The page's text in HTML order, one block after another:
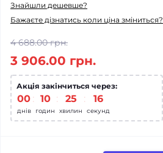
Знайшли дешевше?
Бажаєте дізнатись коли ціна зміниться?
4 688.00 грн.
3 906.00 грн.
Акція закінчиться через:
00
днів
: 10
годин
: 25
хвилин
: 15
секунд